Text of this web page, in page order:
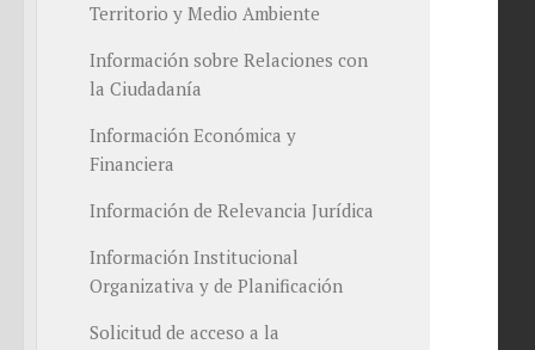
Territorio y Medio Ambiente
Información sobre Relaciones con
la Ciudadanía
Información Económica y
Financiera
Información de Relevancia Jurídica
Información Institucional
Organizativa y de Planificación
Solicitud de acceso a la